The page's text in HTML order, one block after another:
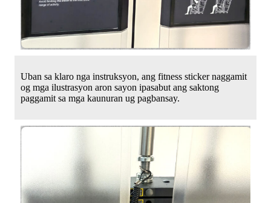
Uban sa klaro nga instruksyon, ang fitness sticker naggamit
og mga ilustrasyon aron sayon ​​ipasabut ang saktong
paggamit sa mga kaunuran ug pagbansay.